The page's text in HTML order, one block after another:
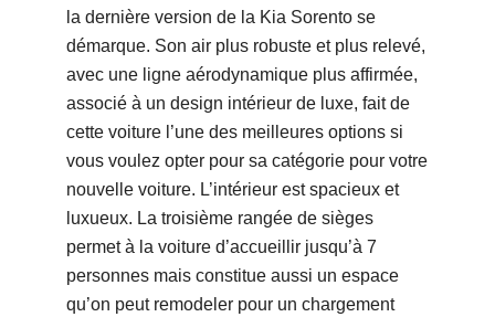
la dernière version de la Kia Sorento se
démarque. Son air plus robuste et plus relevé,
avec une ligne aérodynamique plus affirmée,
associé à un design intérieur de luxe, fait de
cette voiture l’une des meilleures options si
vous voulez opter pour sa catégorie pour votre
nouvelle voiture. L’intérieur est spacieux et
luxueux. La troisième rangée de sièges
permet à la voiture d’accueillir jusqu’à 7
personnes mais constitue aussi un espace
qu’on peut remodeler pour un chargement